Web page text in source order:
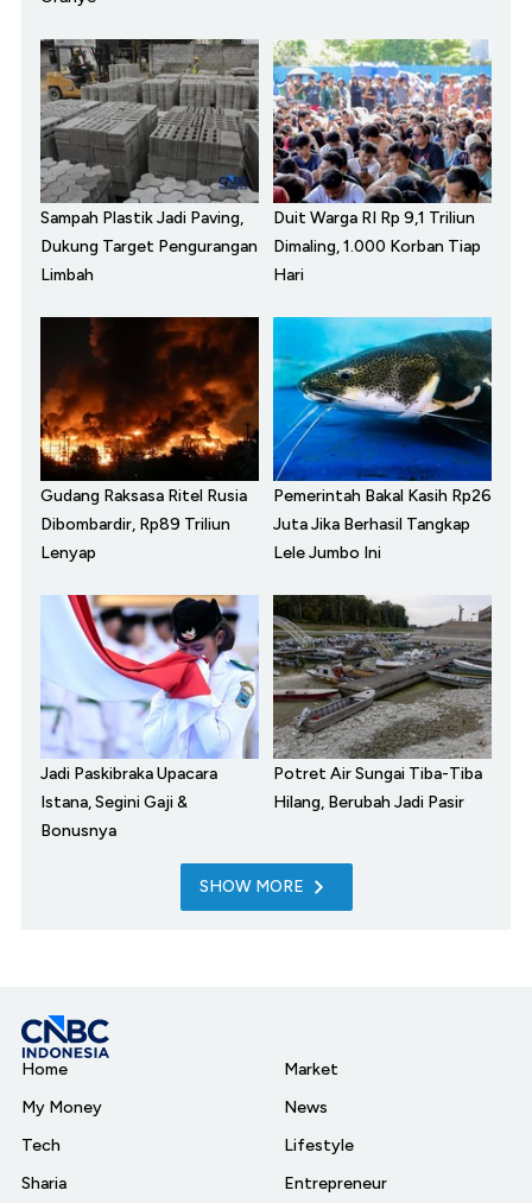
Sampah Plastik Jadi Paving,
Dukung Target Pengurangan
Limbah
Duit Warga RI Rp 9,1 Triliun
Dimaling, 1.000 Korban Tiap
Hari
Gudang Raksasa Ritel Rusia
Dibombardir, Rp89 Triliun
Lenyap
Pemerintah Bakal Kasih Rp26
Juta Jika Berhasil Tangkap
Lele Jumbo Ini
Jadi Paskibraka Upacara
Istana, Segini Gaji &
Bonusnya
Potret Air Sungai Tiba-Tiba
Hilang, Berubah Jadi Pasir
SHOW MORE
Home
My Money
Tech
Sharia
Market
News
Lifestyle
Entrepreneur